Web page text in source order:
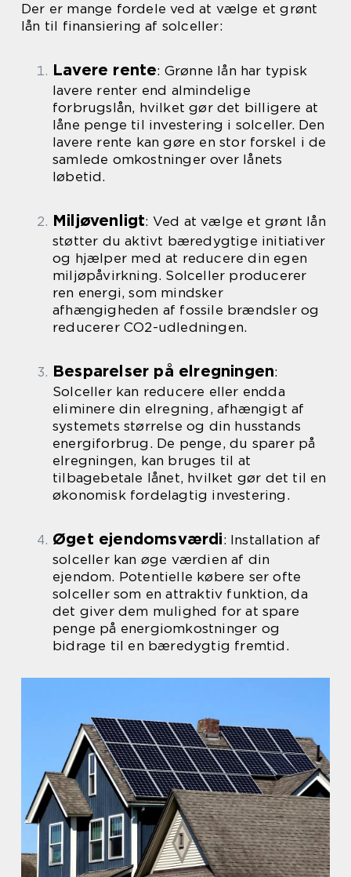
Der er mange fordele ved at vælge et grønt
lån til finansiering af solceller:
Lavere rente: Grønne lån har typisk
lavere renter end almindelige
forbrugslån, hvilket gør det billigere at
låne penge til investering i solceller. Den
lavere rente kan gøre en stor forskel i de
samlede omkostninger over lånets
løbetid.
Miljøvenligt: Ved at vælge et grønt lån
støtter du aktivt bæredygtige initiativer
og hjælper med at reducere din egen
miljøpåvirkning. Solceller producerer
ren energi, som mindsker
afhængigheden af fossile brændsler og
reducerer CO2-udledningen.
Besparelser på elregningen:
Solceller kan reducere eller endda
eliminere din elregning, afhængigt af
systemets størrelse og din husstands
energiforbrug. De penge, du sparer på
elregningen, kan bruges til at
tilbagebetale lånet, hvilket gør det til en
økonomisk fordelagtig investering.
Øget ejendomsværdi: Installation af
solceller kan øge værdien af din
ejendom. Potentielle købere ser ofte
solceller som en attraktiv funktion, da
det giver dem mulighed for at spare
penge på energiomkostninger og
bidrage til en bæredygtig fremtid.